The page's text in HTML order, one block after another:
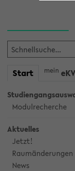
Start mein
Modulrecherche
Aktuelles
Jetzt!
Raumänderungen
News